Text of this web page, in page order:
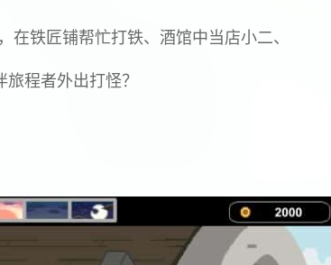
铁匠铺帮忙打铁、酒馆中当店小二、
程者外出打怪？